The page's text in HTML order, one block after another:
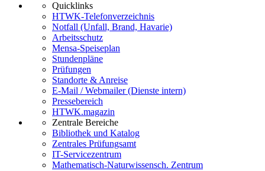
Quicklinks
HTWK-Telefonverzeichnis
Notfall (Unfall, Brand, Havarie)
Arbeitsschutz
Mensa-Speiseplan
Stundenpläne
Prüfungen
Standorte & Anreise
E-Mail / Webmailer (Dienste intern)
Pressebereich
HTWK.magazin
Zentrale Bereiche
Bibliothek und Katalog
Zentrales Prüfungsamt
IT-Servicezentrum
Mathematisch-Naturwissensch. Zentrum